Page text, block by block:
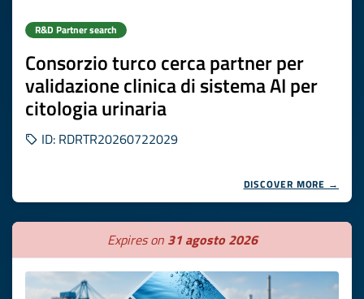
R&D Partner search
Consorzio turco cerca partner per
validazione clinica di sistema AI per
citologia urinaria
ID: RDRTR20260722029
DISCOVER MORE →
Expires on 31 agosto 2026